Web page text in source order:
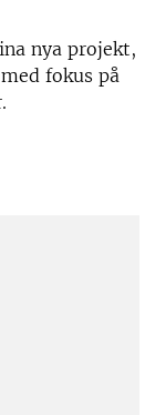
nya projekt,
fokus på